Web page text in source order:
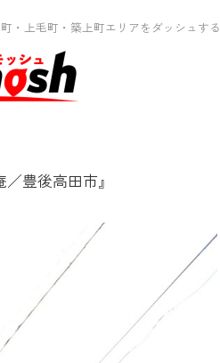
・上毛町・築上町エリアをダッシュする
豊後高田市』